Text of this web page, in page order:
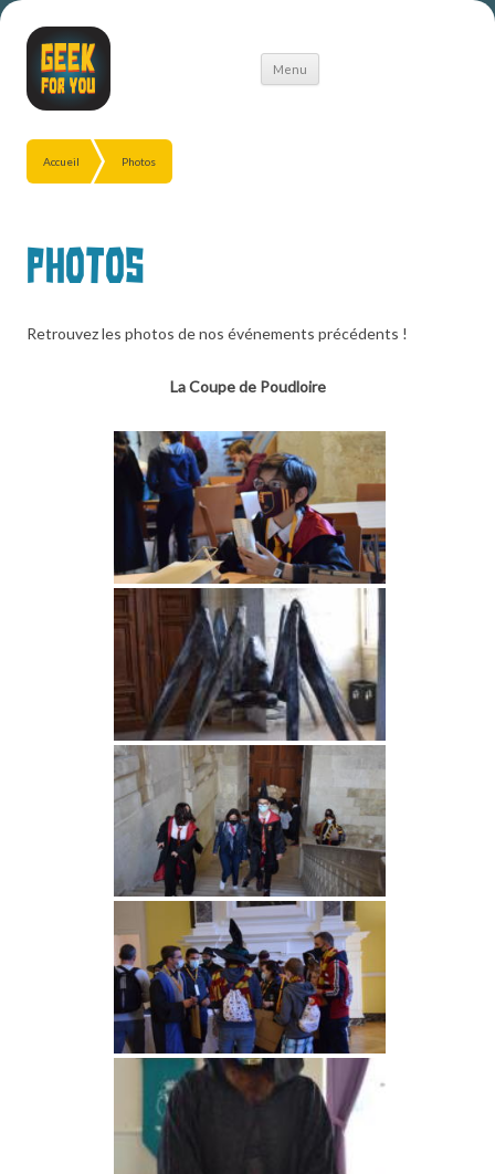
Menu
Aller
Accueil Photos
Photos
Retrouvez les photos de nos événements précédents !
La Coupe de Poudloire